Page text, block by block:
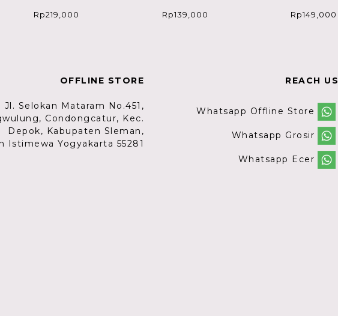
Rp219,000 Rp139,000 Rp149,000
OFFLINE STORE
Jl. Selokan Mataram No.451,
Condongcatur, Kec.
Depok, Kabupaten Sleman,
Istimewa Yogyakarta 55281
REACH US
Whatsapp Offline Store
Whatsapp Grosir
Whatsapp Ecer